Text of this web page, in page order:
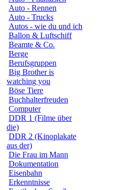
Auto - Rennen
Auto - Trucks
Autos - wie du und ich
Ballon & Luftschiff
Beamte & Co.
Berge
Berufsgruppen
Big Brother is
watching you
Böse Tiere
Buchhalterfreuden
Computer
DDR 1 (Filme über
die)
DDR 2 (Kinoplakate
aus der)
Die Frau im Mann
Dokumentation
Eisenbahn
Erkenntnisse